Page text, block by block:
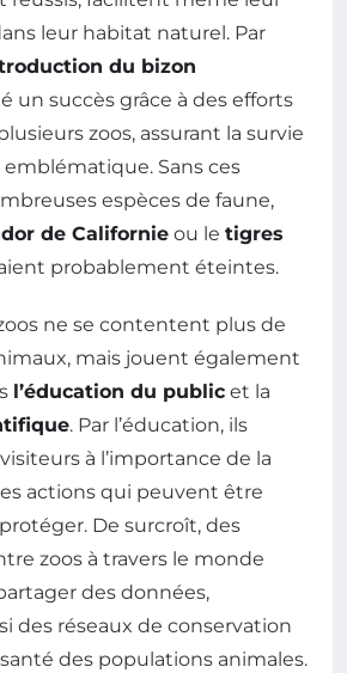
leur habitat naturel. Par
du bizon
un succès grâce à des efforts
zoos, assurant la survie
Sans ces
espèces de faune,
de Californie ou le tigres
probablement éteintes.
ne se contentent plus de
mais jouent également
l’éducation du public et la
. Par l’éducation, ils
à l’importance de la
actions qui peuvent être
De surcroît, des
zoos à travers le monde
des données,
des réseaux de conservation
des populations animales.